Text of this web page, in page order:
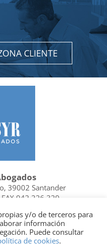
CLIENTE
39002 Santander
- FAX 942 226 329
Linkedin
y/o de terceros para
información
Puede consultar
de cookies.